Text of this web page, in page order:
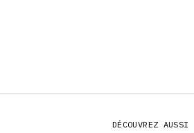
DÉCOUVREZ AUSSI